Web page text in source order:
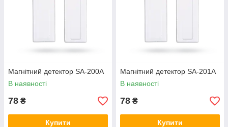
Магнітний детектор SA-200A
В наявності
78 ₴
Купити
Магнітний детектор SA-201A
В наявності
78 ₴
Купити